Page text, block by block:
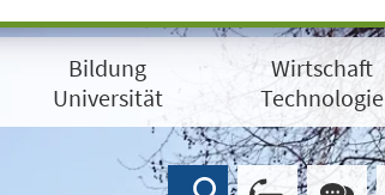
Bildung
Universität
Wirtschaft
Technologie